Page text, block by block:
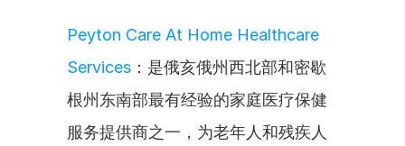
Peyton Care At Home Healthcare
Services ：是俄亥俄州西北部和密歇
根州东南部最有经验的家庭医疗保健
服务提供商之一，为老年人和残疾人